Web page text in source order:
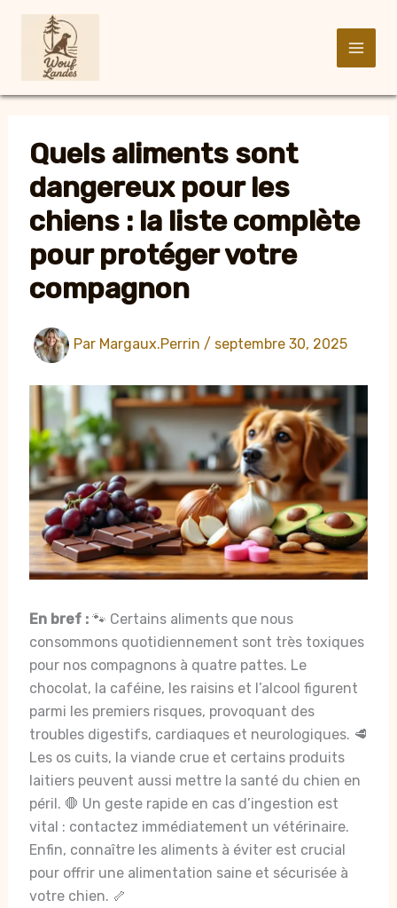
Aller
contenuQuels aliments sont
dangereux pour les
chiens : la liste complète
pour protéger votre
compagnon
Par Margaux.Perrin / septembre 30, 2025
En bref :🐾 Certains aliments que nous
consommons quotidiennement sont très toxiques
pour nos compagnons à quatre pattes. Le
chocolat, la caféine, les raisins et l’alcool figurent
parmi les premiers risques, provoquant des
troubles digestifs, cardiaques et neurologiques. 🥩
Les os cuits, la viande crue et certains produits
laitiers peuvent aussi mettre la santé du chien en
péril. 🛑 Un geste rapide en cas d’ingestion est
vital : contactez immédiatement un vétérinaire.
Enfin, connaître les aliments à éviter est crucial
pour offrir une alimentation saine et sécurisée à
votre chien. 🦴